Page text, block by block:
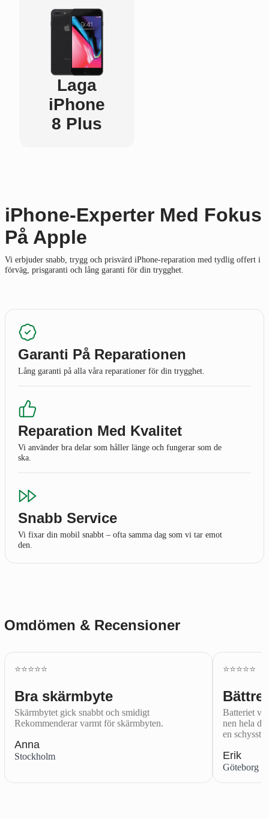
Laga
iPhone
8 Plus
iPhone-Experter Med Fokus
På Apple
Vi erbjuder snabb, trygg och prisvärd iPhone-reparation med tydlig offert i
förväg, prisgaranti och lång garanti för din trygghet.
Garanti På Reparationen
Lång garanti på alla våra reparationer för din trygghet.
Reparation Med Kvalitet
Vi använder bra delar som håller länge och fungerar som de
ska.
Snabb Service
Vi fixar din mobil snabbt – ofta samma dag som vi tar emot
den.
Omdömen & Recensioner
⭐️⭐️⭐️⭐️⭐️
Bra skärmbyte
Skärmbytet gick snabbt och smidigt
Rekommenderar varmt för skärmbyten.
Anna
Stockholm
⭐️⭐️⭐️⭐️⭐️
Bättre
Batteriet
nen hela
en schysst.
Erik
Göteborg